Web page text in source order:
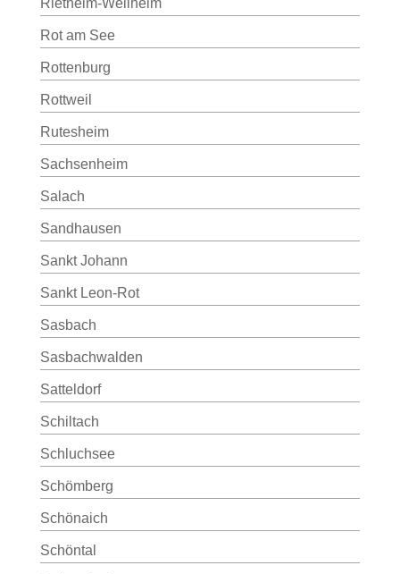
Rietheim-Weilheim
Rot am See
Rottenburg
Rottweil
Rutesheim
Sachsenheim
Salach
Sandhausen
Sankt Johann
Sankt Leon-Rot
Sasbach
Sasbachwalden
Satteldorf
Schiltach
Schluchsee
Schömberg
Schönaich
Schöntal